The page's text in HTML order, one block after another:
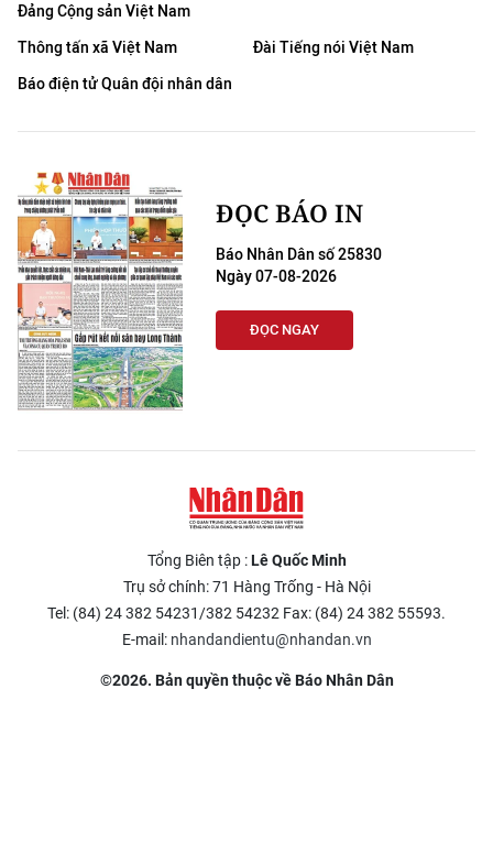
Đảng Cộng sản Việt Nam
Thông tấn xã Việt Nam
Đài Tiếng nói Việt Nam
Báo điện tử Quân đội nhân dân
ĐỌC BÁO IN
Báo Nhân Dân số 25830
Ngày 07-08-2026
ĐỌC NGAY
Tổng Biên tập :Lê Quốc Minh
Trụ sở chính: 71 Hàng Trống - Hà Nội
Tel: (84) 24 382 54231/382 54232 Fax: (84) 24 382 55593.
E-mail: nhandandientu@nhandan.vn
©2026. Bản quyền thuộc về Báo Nhân Dân